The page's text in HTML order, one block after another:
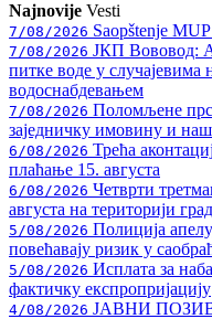
Najnovije Vesti
7/08/2026 Saopštenje MUP
7/08/2026 ЈКП Вововод:
питке воде у случајевима
водоснабдевањем
7/08/2026 Поломљене
заједничку имовину и
6/08/2026 Трећа
плаћање 15. августа
6/08/2026 Четврти
августа на територији
5/08/2026 Полиција
повећавају ризик у
5/08/2026 Исплата за
фактичку експропријацију
4/08/2026 ЈАВНИ